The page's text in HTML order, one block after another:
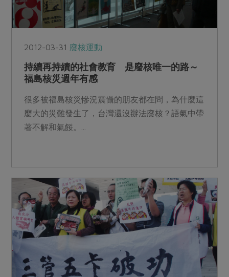
2012-03-31 廢核運動
持續再持續的社會教育 是廢核唯一的路～
福島核災週年有感
很多被福島核災慘況震懾的朋友都在問，為什麼這
麼大的災難發生了，台灣還沒辦法廢核？語氣中帶
著不解和氣餒。...